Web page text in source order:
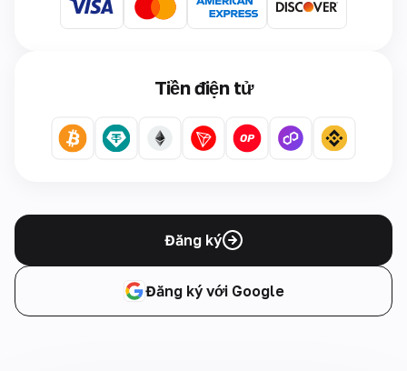
Tiền điện tử
Đăng ký
Đăng ký với Google